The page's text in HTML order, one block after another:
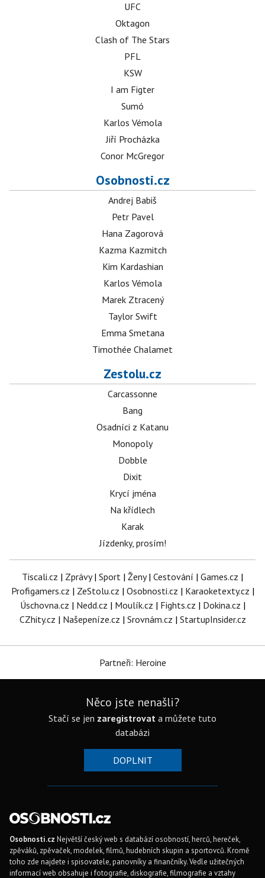
UFC
Oktagon
Clash of The Stars
PFL
KSW
I am Figter
Sumó
Karlos Vémola
Jiří Procházka
Conor McGregor
Osobnosti.cz
Andrej Babiš
Petr Pavel
Hana Zagorová
Kazma Kazmitch
Kim Kardashian
Karlos Vémola
Marek Ztracený
Taylor Swift
Emma Smetana
Timothée Chalamet
Zestolu.cz
Carcassonne
Bang
Osadníci z Katanu
Monopoly
Dobble
Dixit
Krycí jména
Na křídlech
Karak
Jízdenky, prosím!
Tiscali.cz | Zprávy| Sport | Ženy| Cestování | Games.cz |
Profigamers.cz | ZeStolu.cz | Osobnosti.cz | Karaoketexty.cz |
Úschovna.cz | Nedd.cz | Moulík.cz | Fights.cz | Dokina.cz |
CZhity.cz | Našepeníze.cz | Srovnám.cz | StartupInsider.cz
Partneři: Heroine
Něco jste nenašli?
Stačí se jen zaregistrovat a můžete tuto
databázi
DOPLNIT
Osobnosti.cz Největší český web s databází osobností, herců, hereček,
zpěváků, zpěvaček, modelek, filmů, hudebních skupin a sportovců. Kromě
toho zde najdete i spisovatele, panovníky a finančníky. Vedle užitečných
informací web obsahuje i fotografie, diskografie, filmografie a vztahy